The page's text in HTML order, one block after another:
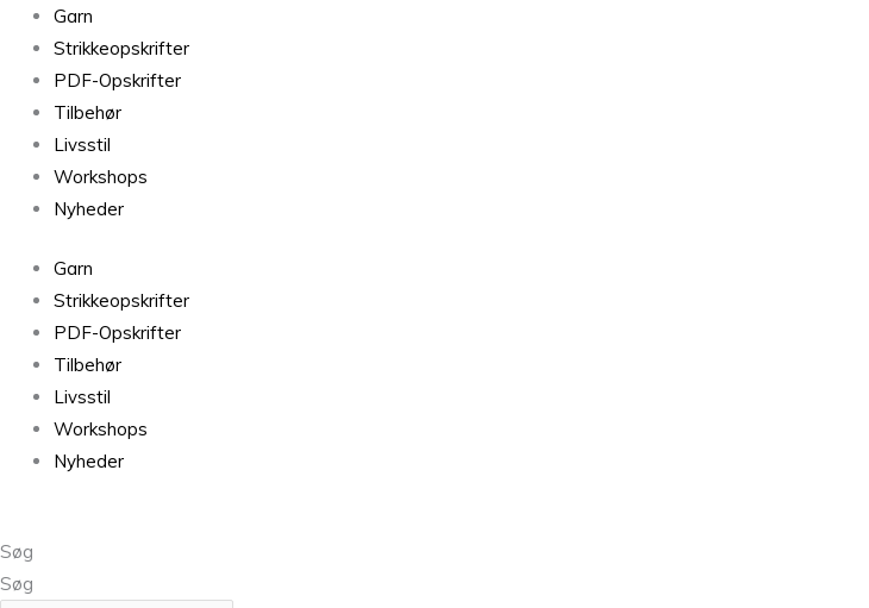
Garn
Strikkeopskrifter
PDF-Opskrifter
Tilbehør
Livsstil
Workshops
Nyheder
Garn
Strikkeopskrifter
PDF-Opskrifter
Tilbehør
Livsstil
Workshops
Nyheder
Søg
Søg
Alpakka
Følgetråd
Urban
Chick
9080
antal